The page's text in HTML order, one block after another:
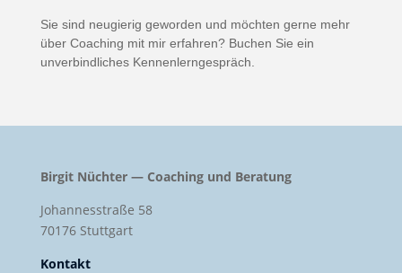
Sie sind neugierig geworden und möchten gerne mehr
über Coaching mit mir erfahren? Buchen Sie ein
unverbindliches Kennenlerngespräch.
Birgit Nüchter — Coaching und Beratung
Johannesstraße 58
70176 Stuttgart
Kontakt